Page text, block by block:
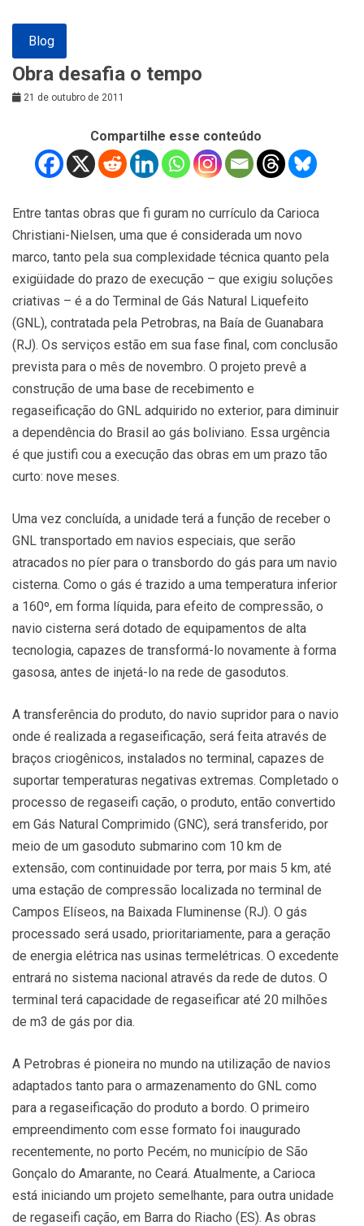
Blog
Obra desafia o tempo
21 de outubro de 2011
Compartilhe esse conteúdo
Entre tantas obras que fi guram no currículo da Carioca
Christiani-Nielsen, uma que é considerada um novo
marco, tanto pela sua complexidade técnica quanto pela
exigüidade do prazo de execução – que exigiu soluções
criativas – é a do Terminal de Gás Natural Liquefeito
(GNL), contratada pela Petrobras, na Baía de Guanabara
(RJ). Os serviços estão em sua fase final, com conclusão
prevista para o mês de novembro. O projeto prevê a
construção de uma base de recebimento e
regaseificação do GNL adquirido no exterior, para diminuir
a dependência do Brasil ao gás boliviano. Essa urgência
é que justifi cou a execução das obras em um prazo tão
curto: nove meses.
Uma vez concluída, a unidade terá a função de receber o
GNL transportado em navios especiais, que serão
atracados no píer para o transbordo do gás para um navio
cisterna. Como o gás é trazido a uma temperatura inferior
a 160º, em forma líquida, para efeito de compressão, o
navio cisterna será dotado de equipamentos de alta
tecnologia, capazes de transformá-lo novamente à forma
gasosa, antes de injetá-lo na rede de gasodutos.
A transferência do produto, do navio supridor para o navio
onde é realizada a regaseificação, será feita através de
braços criogênicos, instalados no terminal, capazes de
suportar temperaturas negativas extremas. Completado o
processo de regaseifi cação, o produto, então convertido
em Gás Natural Comprimido (GNC), será transferido, por
meio de um gasoduto submarino com 10 km de
extensão, com continuidade por terra, por mais 5 km, até
uma estação de compressão localizada no terminal de
Campos Elíseos, na Baixada Fluminense (RJ). O gás
processado será usado, prioritariamente, para a geração
de energia elétrica nas usinas termelétricas. O excedente
entrará no sistema nacional através da rede de dutos. O
terminal terá capacidade de regaseificar até 20 milhões
de m3 de gás por dia.
A Petrobras é pioneira no mundo na utilização de navios
adaptados tanto para o armazenamento do GNL como
para a regaseificação do produto a bordo. O primeiro
empreendimento com esse formato foi inaugurado
recentemente, no porto Pecém, no município de São
Gonçalo do Amarante, no Ceará. Atualmente, a Carioca
está iniciando um projeto semelhante, para outra unidade
de regaseifi cação, em Barra do Riacho (ES). As obras